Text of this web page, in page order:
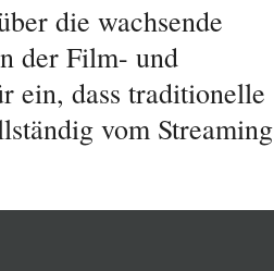
die wachsende
der Film- und
ein, dass traditionelle
vom Streaming